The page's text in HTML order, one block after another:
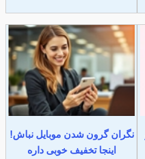
نگران گرون شدن موبایل نباش!
اینجا تخفیف خوبی داره